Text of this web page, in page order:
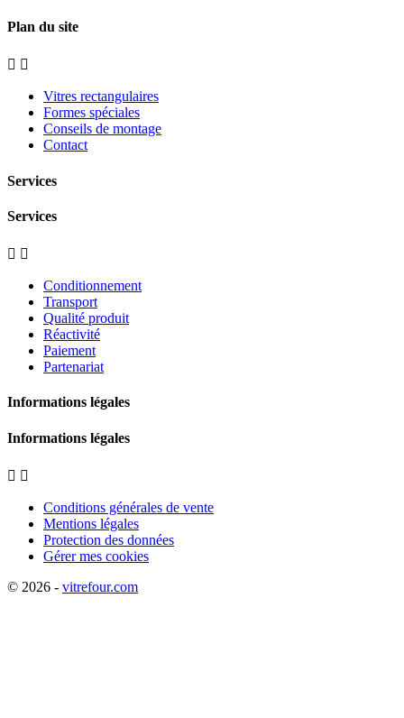
Plan du site
 
Vitres rectangulaires
Formes spéciales
Conseils de montage
Contact
Services
Services
 
Conditionnement
Transport
Qualité produit
Réactivité
Paiement
Partenariat
Informations légales
Informations légales
 
Conditions générales de vente
Mentions légales
Protection des données
Gérer mes cookies
© 2026 - vitrefour.com